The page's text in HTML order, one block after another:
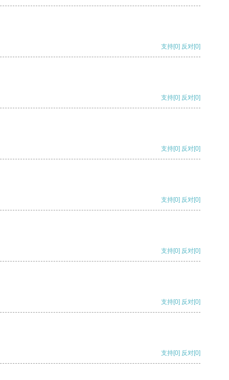
支持[0] 反对[0]
支持[0] 反对[0]
支持[0] 反对[0]
支持[0] 反对[0]
支持[0] 反对[0]
支持[0] 反对[0]
支持[0] 反对[0]